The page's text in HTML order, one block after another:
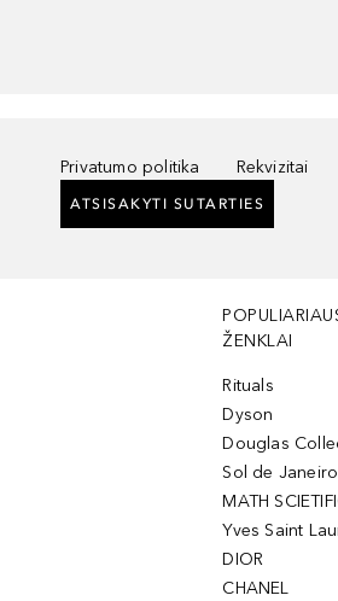
Privatumo politika Rekvizitai
ATSISAKYTI SUTARTIES
ŽENKLAI
Rituals
Dyson
Douglas
Sol de Janeiro
MATH
Yves Saint
DIOR
CHANEL